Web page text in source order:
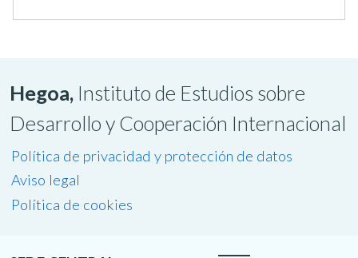
Hegoa, Instituto de Estudios sobre
Desarrollo y Cooperación Internacional
Política de privacidad y protección de datos
Aviso legal
Política de cookies